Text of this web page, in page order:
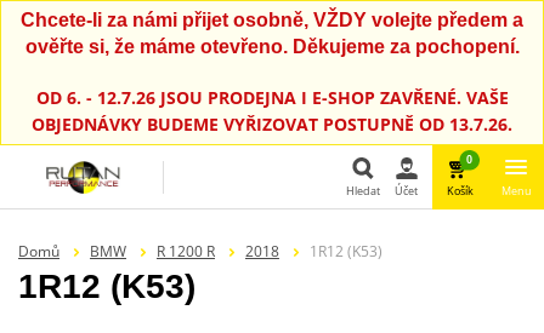
Chcete-li za námi přijet osobně, VŽDY volejte předem a
ověřte si, že máme otevřeno. Děkujeme za pochopení.
OD 6. - 12.7.26 JSOU PRODEJNA I E-SHOP ZAVŘENÉ. VAŠE
OBJEDNÁVKY BUDEME VYŘIZOVAT POSTUPNĚ OD 13.7.26.
Hledat Účet
0
Košík Menu
Domů BMW R 1200 R 2018 1R12 (K53)
1R12 (K53)